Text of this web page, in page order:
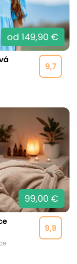
od 149,90 €
9,7
99,00 €
9,9